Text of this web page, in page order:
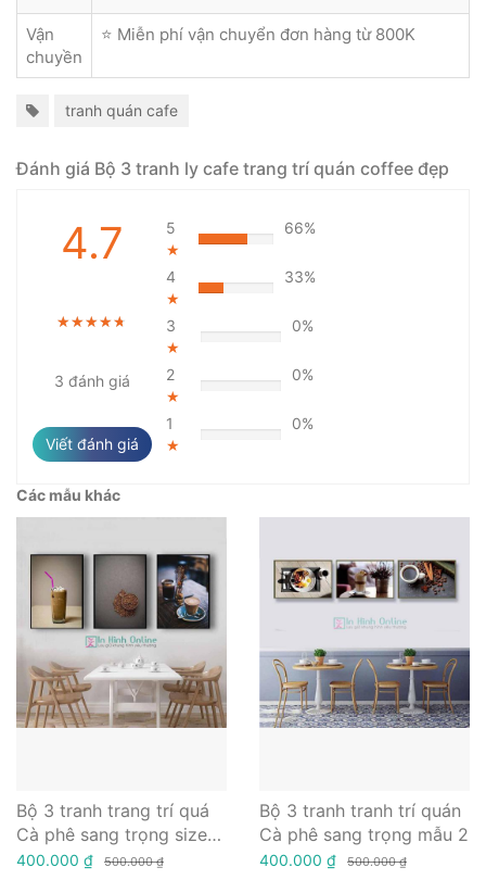
Vận
chuyền
⭐ Miễn phí vận chuyển đơn hàng từ 800K
tranh quán cafe
Đánh giá Bộ 3 tranh ly cafe trang trí quán coffee đẹp
4.7
★★★★★
★★★★★
★★★★★
3 đánh giá
Viết đánh giá
5
★
66%
4
★
33%
3
★
0%
2
★
0%
1
★
0%
Các mẫu khác
Bộ 3 tranh trang trí quá
Cà phê sang trọng size
30- 60cm
400.000 ₫ 500.000 ₫
Bộ 3 tranh tranh trí quán
Cà phê sang trọng mẫu 2
400.000 ₫ 500.000 ₫